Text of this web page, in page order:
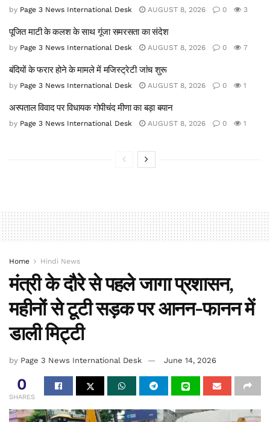
by Page 3 News International Desk AUGUST 8, 2026 0 3
पूजित माटी के कलश के साथ गूंजा समरसता का संदेश
by Page 3 News International Desk AUGUST 8, 2026 0 7
बंदियों के फरार होने के मामले में मजिस्ट्रेटी जांच शुरू
by Page 3 News International Desk AUGUST 8, 2026 0 1
अस्पताल विवाद पर विधायक गोपीचंद मीणा का बड़ा बयान
by Page 3 News International Desk AUGUST 8, 2026 0 1
Home Hindi News
मंत्री के दौरे से पहले जागा प्रशासन,
महीनों से टूटी सड़क पर आनन-फानन में
डाली मिट्टी
by Page 3 News International Desk June 14, 2026
0
SHARES